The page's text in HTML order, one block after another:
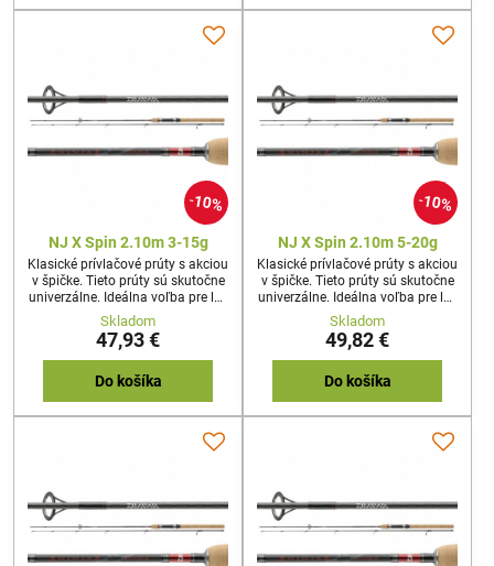
alebo zubáče - s novou J-Braid
X8 máte zaistený riadny kontakt
s rybou. J-Braid X8 ponúka
navijaka.
10%
NJ X Spin 2.10m 3-15g
Klasické prívlačové prúty s akciou
v špičke. Tieto prúty sú skutočne
univerzálne. Ideálna voľba pre lov
s gumovými nástrahami,
woblermi, plandavkami
i rotačkami.
Skladom
47,93 €
Do košíka
10%
NJ X Spin 2.10m 5-20g
Klasické prívlačové prúty s akciou
v špičke. Tieto prúty sú skutočne
univerzálne. Ideálna voľba pre lov
s gumovými nástrahami,
woblermi, plandavkami
i rotačkami.
Skladom
49,82 €
Do košíka